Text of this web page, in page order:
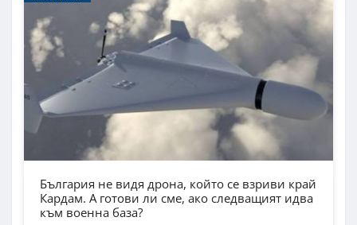
България не видя дрона, който се взриви край
Кардам. А готови ли сме, ако следващият идва
към военна база?